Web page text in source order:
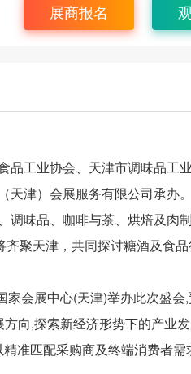
展商报名
品工业协会、天津市调味品工
天津）会展服务有限公司承办
味品、咖啡与茶、烘焙及肉
聚天津，共同探讨糖酒及食
家会展中心(天津)举办此次盛会
向,探索新经济形势下的产业
准匹配采购商及终端消费者需